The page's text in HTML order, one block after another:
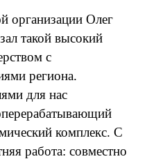
организации Олег
такой высокий
с
региона.
для нас
комплекс. С
работа: совместно